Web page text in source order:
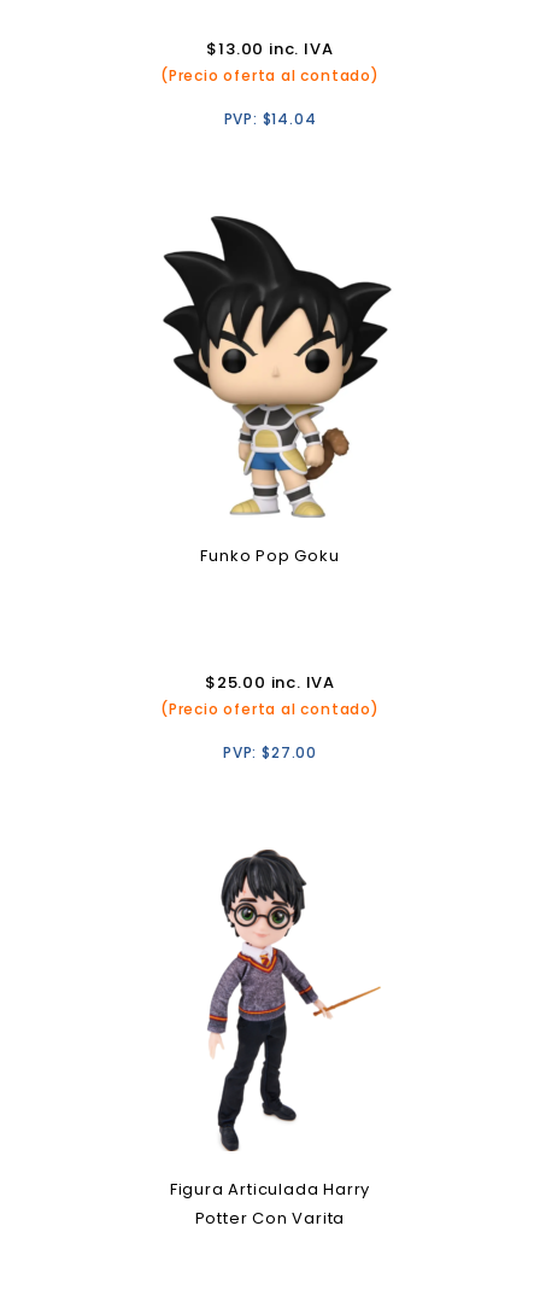
$13.00 inc. IVA
(Precio oferta al contado)
PVP: $14.04
Funko Pop Goku
$25.00 inc. IVA
(Precio oferta al contado)
PVP:$27.00
Figura Articulada Harry
Potter Con Varita